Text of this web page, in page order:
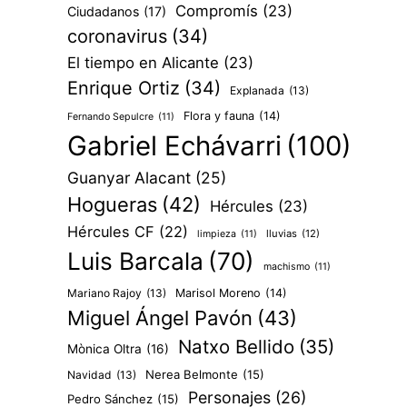
Ciudadanos (17) Compromís (23)
coronavirus (34)
El tiempo en Alicante (23)
Enrique Ortiz (34) Explanada (13)
Fernando Sepulcre (11) Flora y fauna (14)
Gabriel Echávarri (100)
Guanyar Alacant (25)
Hogueras (42) Hércules (23)
Hércules CF (22) limpieza (11) lluvias (12)
Luis Barcala (70) machismo (11)
Mariano Rajoy (13) Marisol Moreno (14)
Miguel Ángel Pavón (43)
Mònica Oltra (16) Natxo Bellido (35)
Navidad (13) Nerea Belmonte (15)
Pedro Sánchez (15) Personajes (26)